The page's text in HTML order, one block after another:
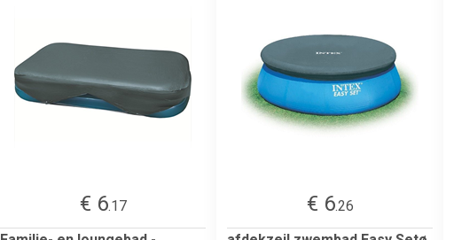
€ 6.17
€ 6.26